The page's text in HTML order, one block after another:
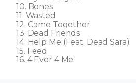
10. Bones
11. Wasted
12. Come Together
13. Dead Friends
14. Help Me (Feat. Dead Sara)
15. Feed
16. 4 Ever 4 Me